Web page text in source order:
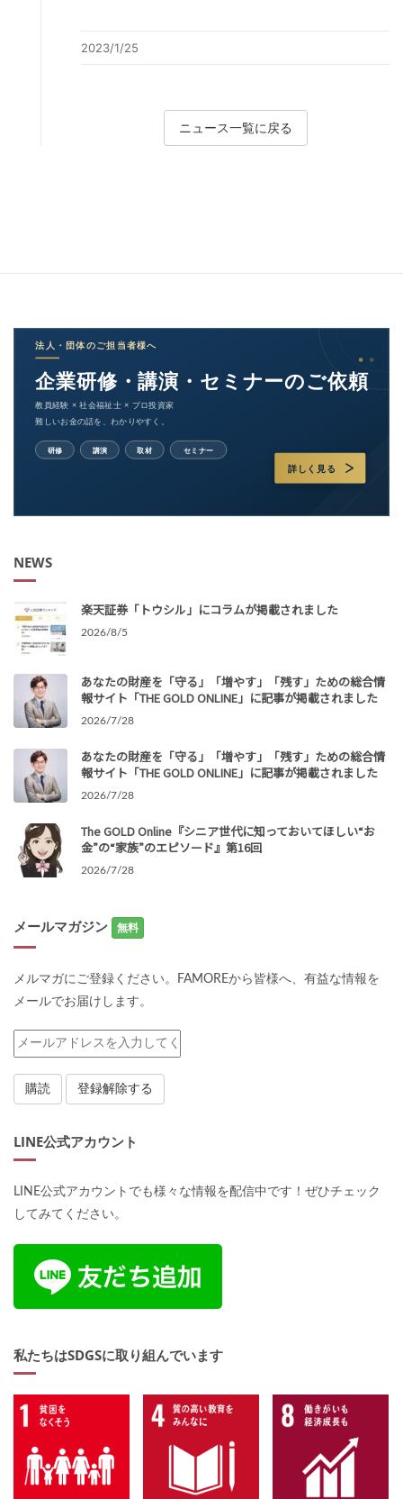
2023/1/25
ニュース一覧に戻る
NEWS
楽天証券「トウシル」にコラムが掲載されました
2026/8/5
あなたの財産を「守る」「増やす」「残す」ための総合情
報サイト「THE GOLD ONLINE」に記事が掲載されました
2026/7/28
あなたの財産を「守る」「増やす」「残す」ための総合情
報サイト「THE GOLD ONLINE」に記事が掲載されました
2026/7/28
The GOLD Online『シニア世代に知っておいてほしい“お
金”の“家族”のエピソード』第16回
2026/7/28
メールマガジン 無料
メルマガにご登録ください。FAMOREから皆様へ、有益な情報を
メールでお届けします。
LINE公式アカウント
LINE公式アカウントでも様々な情報を配信中です！ぜひチェック
してみてください。
私たちはSDGSに取り組んでいます